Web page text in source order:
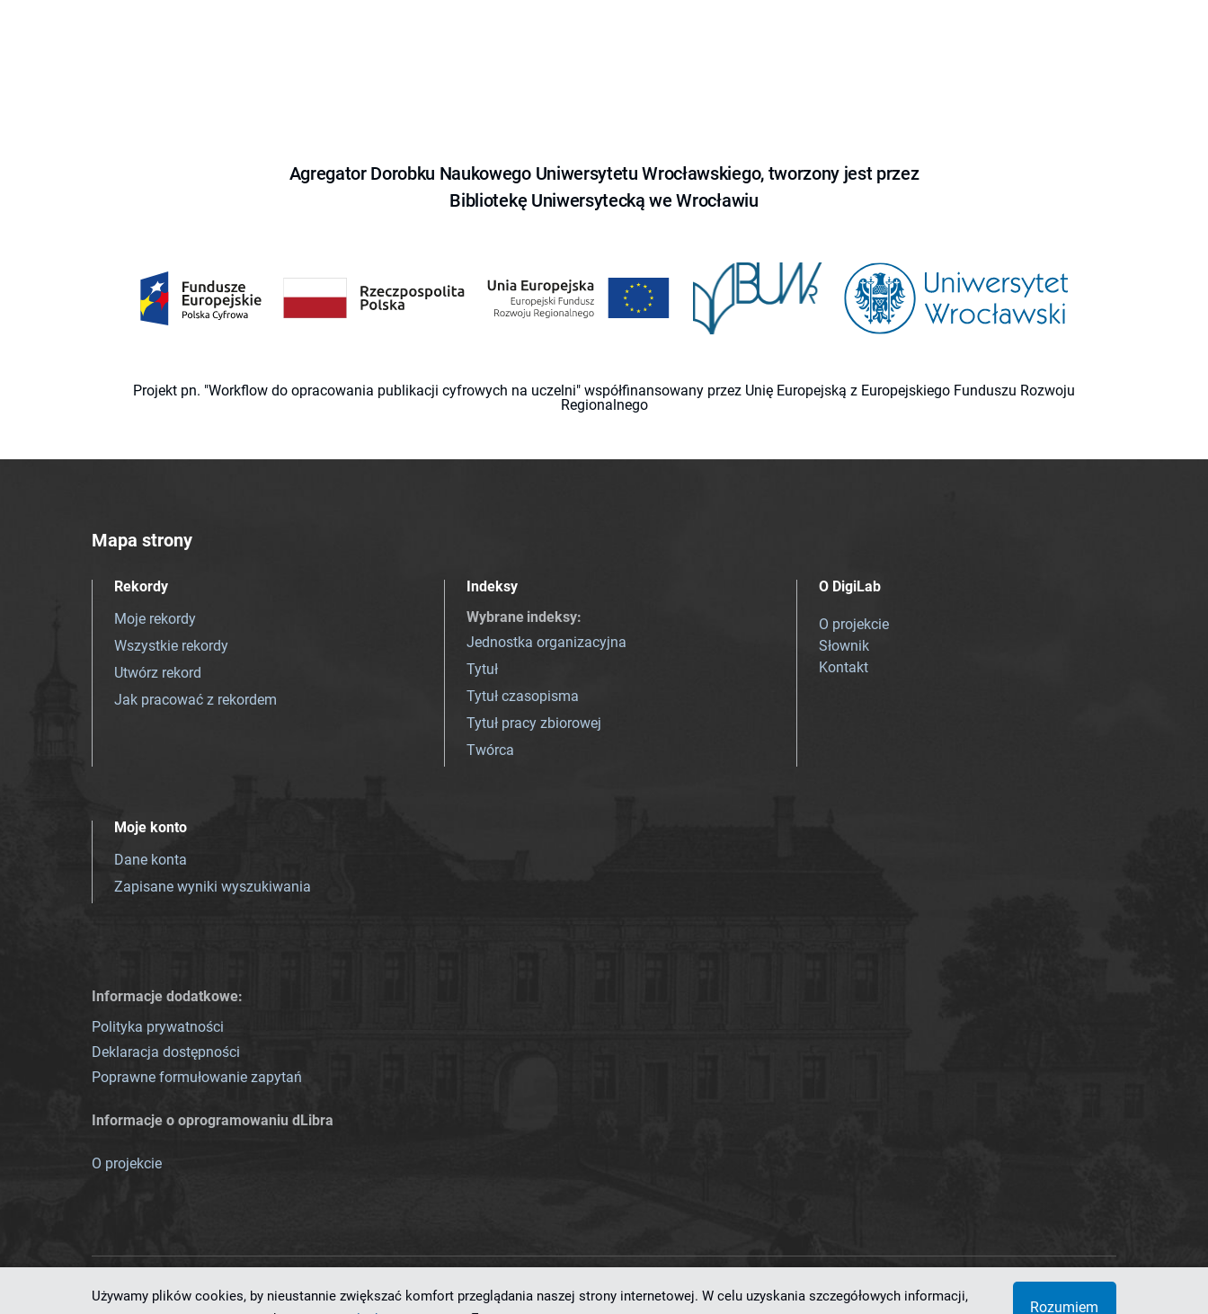
Agregator Dorobku Naukowego Uniwersytetu Wrocławskiego, tworzony jest przez
Bibliotekę Uniwersytecką we Wrocławiu
Projekt pn. "Workflow do opracowania publikacji cyfrowych na uczelni" współfinansowany przez Unię Europejską z Europejskiego Funduszu Rozwoju
Regionalnego
Mapa strony
Rekordy
Moje rekordy
Wszystkie rekordy
Utwórz rekord
Jak pracować z rekordem
Indeksy
Wybrane indeksy:
Jednostka organizacyjna
Tytuł
Tytuł czasopisma
Tytuł pracy zbiorowej
Twórca
O DigiLab
O projekcie
Słownik
Kontakt
Moje konto
Dane konta
Zapisane wyniki wyszukiwania
Informacje dodatkowe:
Polityka prywatności
Deklaracja dostępności
Poprawne formułowanie zapytań
Informacje o oprogramowaniu dLibra
O projekcie
Ten serwis działa dzięki oprogramowaniudLibra 7.0.0-SNAPSHOT opracowanemu przezPoznańskie Centrum Superkomputerowo-Sieciowe
Używamy plików cookies, by nieustannie zwiększać komfort przeglądania naszej strony internetowej. W celu uzyskania szczegółowych informacji,
Rozumiem